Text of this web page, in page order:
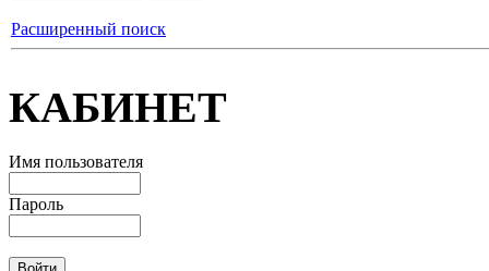
Расширенный поиск
КАБИНЕТ
Имя пользователя
Пароль